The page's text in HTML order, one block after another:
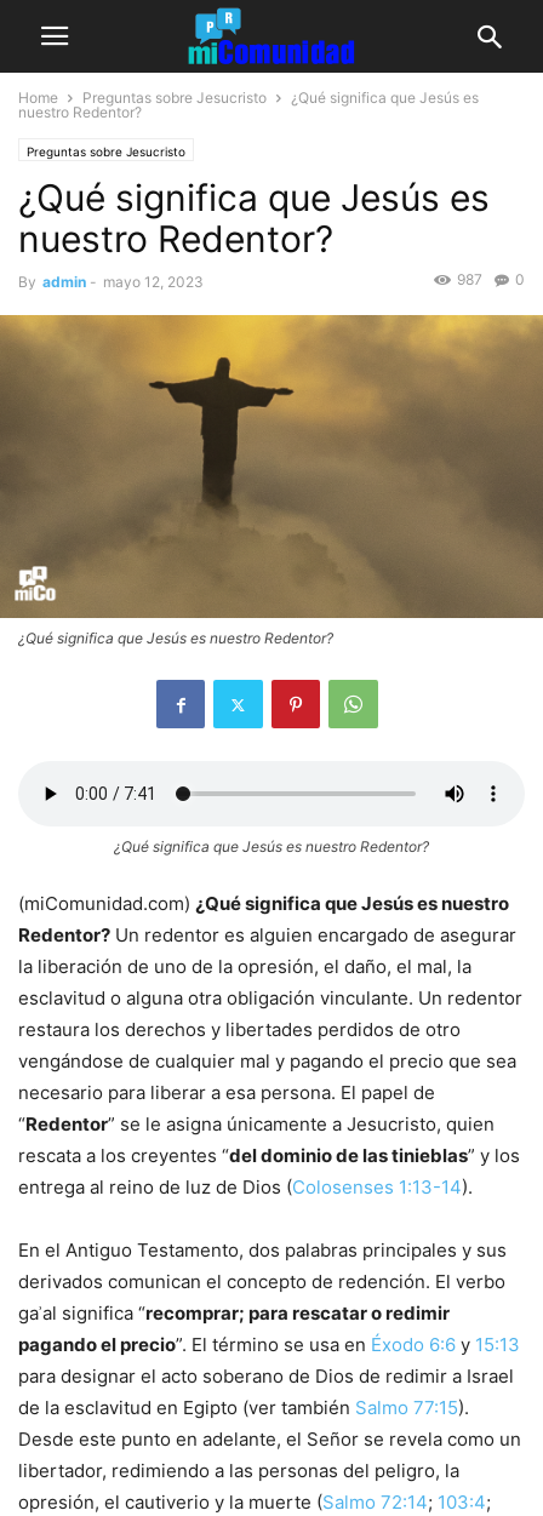
Home Preguntas sobre Jesucristo
¿Qué significa que Jesús es
nuestro Redentor?
Preguntas sobre Jesucristo
¿Qué significa que Jesús es
nuestro Redentor?
By admin - mayo 12, 2023 0
987
¿Qué significa que Jesús es nuestro Redentor?
¿Qué significa que Jesús es nuestro Redentor?
(miComunidad.com) ¿Qué significa que Jesús es nuestro
Redentor? Un redentor es alguien encargado de asegurar
la liberación de uno de la opresión, el daño, el mal, la
esclavitud o alguna otra obligación vinculante. Un redentor
restaura los derechos y libertades perdidos de otro
vengándose de cualquier mal y pagando el precio que sea
necesario para liberar a esa persona. El papel de
“Redentor” se le asigna únicamente a Jesucristo, quien
rescata a los creyentes “del dominio de las tinieblas” y los
entrega al reino de luz de Dios (Colosenses 1:13-14).
En el Antiguo Testamento, dos palabras principales y sus
derivados comunican el concepto de redención. El verbo
gaʾal significa “recomprar; para rescatar o redimir
pagando el precio”. El término se usa en Éxodo 6:6 y 15:13
para designar el acto soberano de Dios de redimir a Israel
de la esclavitud en Egipto (ver también Salmo 77:15).
Desde este punto en adelante, el Señor se revela como un
libertador, redimiendo a las personas del peligro, la
opresión, el cautiverio y la muerte (Salmo 72:14; 103:4;